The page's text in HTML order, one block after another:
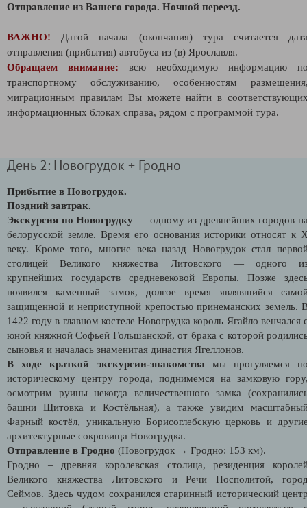
Отправление из Вашего города. Ночной переезд.
ВАЖНО! Датой начала (окончания) тура считается
отправления (прибытия) автобуса из (в) Ярославля.
Обращаем внимание: всю необходимую информацию
транспортному обслуживанию, особенностям
миграционным правилам Вы можете найти в
информационных блоках справа, рядом с программой тура.
День 2: Новогрудок + Гродно
Прибытие в Новогрудок.
Поздний завтрак.
Экскурсия по Новогрудку — одному из древнейших городов
белорусской земле. Время его основания историки относят к
веку. Кроме того, многие века назад Новогрудок стал
столицей Великого княжества Литовского — одного
крупнейших государств средневековой Европы. Позже
появился каменный замок, долгое время являвшийся
защищенной и неприступной крепостью принеманских земель.
1422 году в главном костеле Новогрудка король Ягайло венчался
юной княжной Софьей Гольшанской, от брака с которой
сыновья и началась знаменитая династия Ягеллонов.
В ходе краткой экскурсии-знакомства мы прогуляемся
историческому центру города, поднимемся на замковую
осмотрим руины некогда величественного замка
башни Щитовка и Костёльная), а также увидим
Фарный костёл, уникальную Борисоглебскую церковь и
архитектурные сокровища Новогрудка.
Отправление в Гродно (Новогрудок → Гродно: 153 км).
Гродно – древняя королевская столица, резиденция
Великого княжества Литовского и Речи Посполитой,
Сеймов. Здесь чудом сохранился старинный исторический